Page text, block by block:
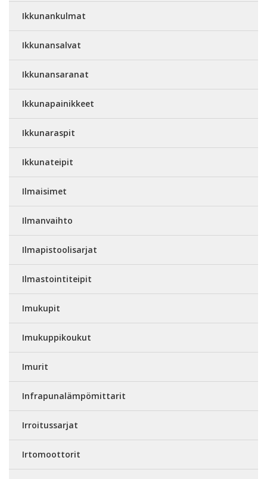
Ikkunankulmat
Ikkunansalvat
Ikkunansaranat
Ikkunapainikkeet
Ikkunaraspit
Ikkunateipit
Ilmaisimet
Ilmanvaihto
Ilmapistoolisarjat
Ilmastointiteipit
Imukupit
Imukuppikoukut
Imurit
Infrapunalämpömittarit
Irroitussarjat
Irtomoottorit